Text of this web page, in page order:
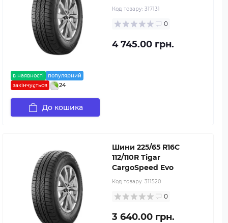
в наявності
популярний
закінчується
24
Код товару: 317131
0
4 745.00 грн.
До кошика
Шини 225/65 R16C
112/110R Tigar
CargoSpeed Evo
Код товару: 311520
0
3 640.00 грн.